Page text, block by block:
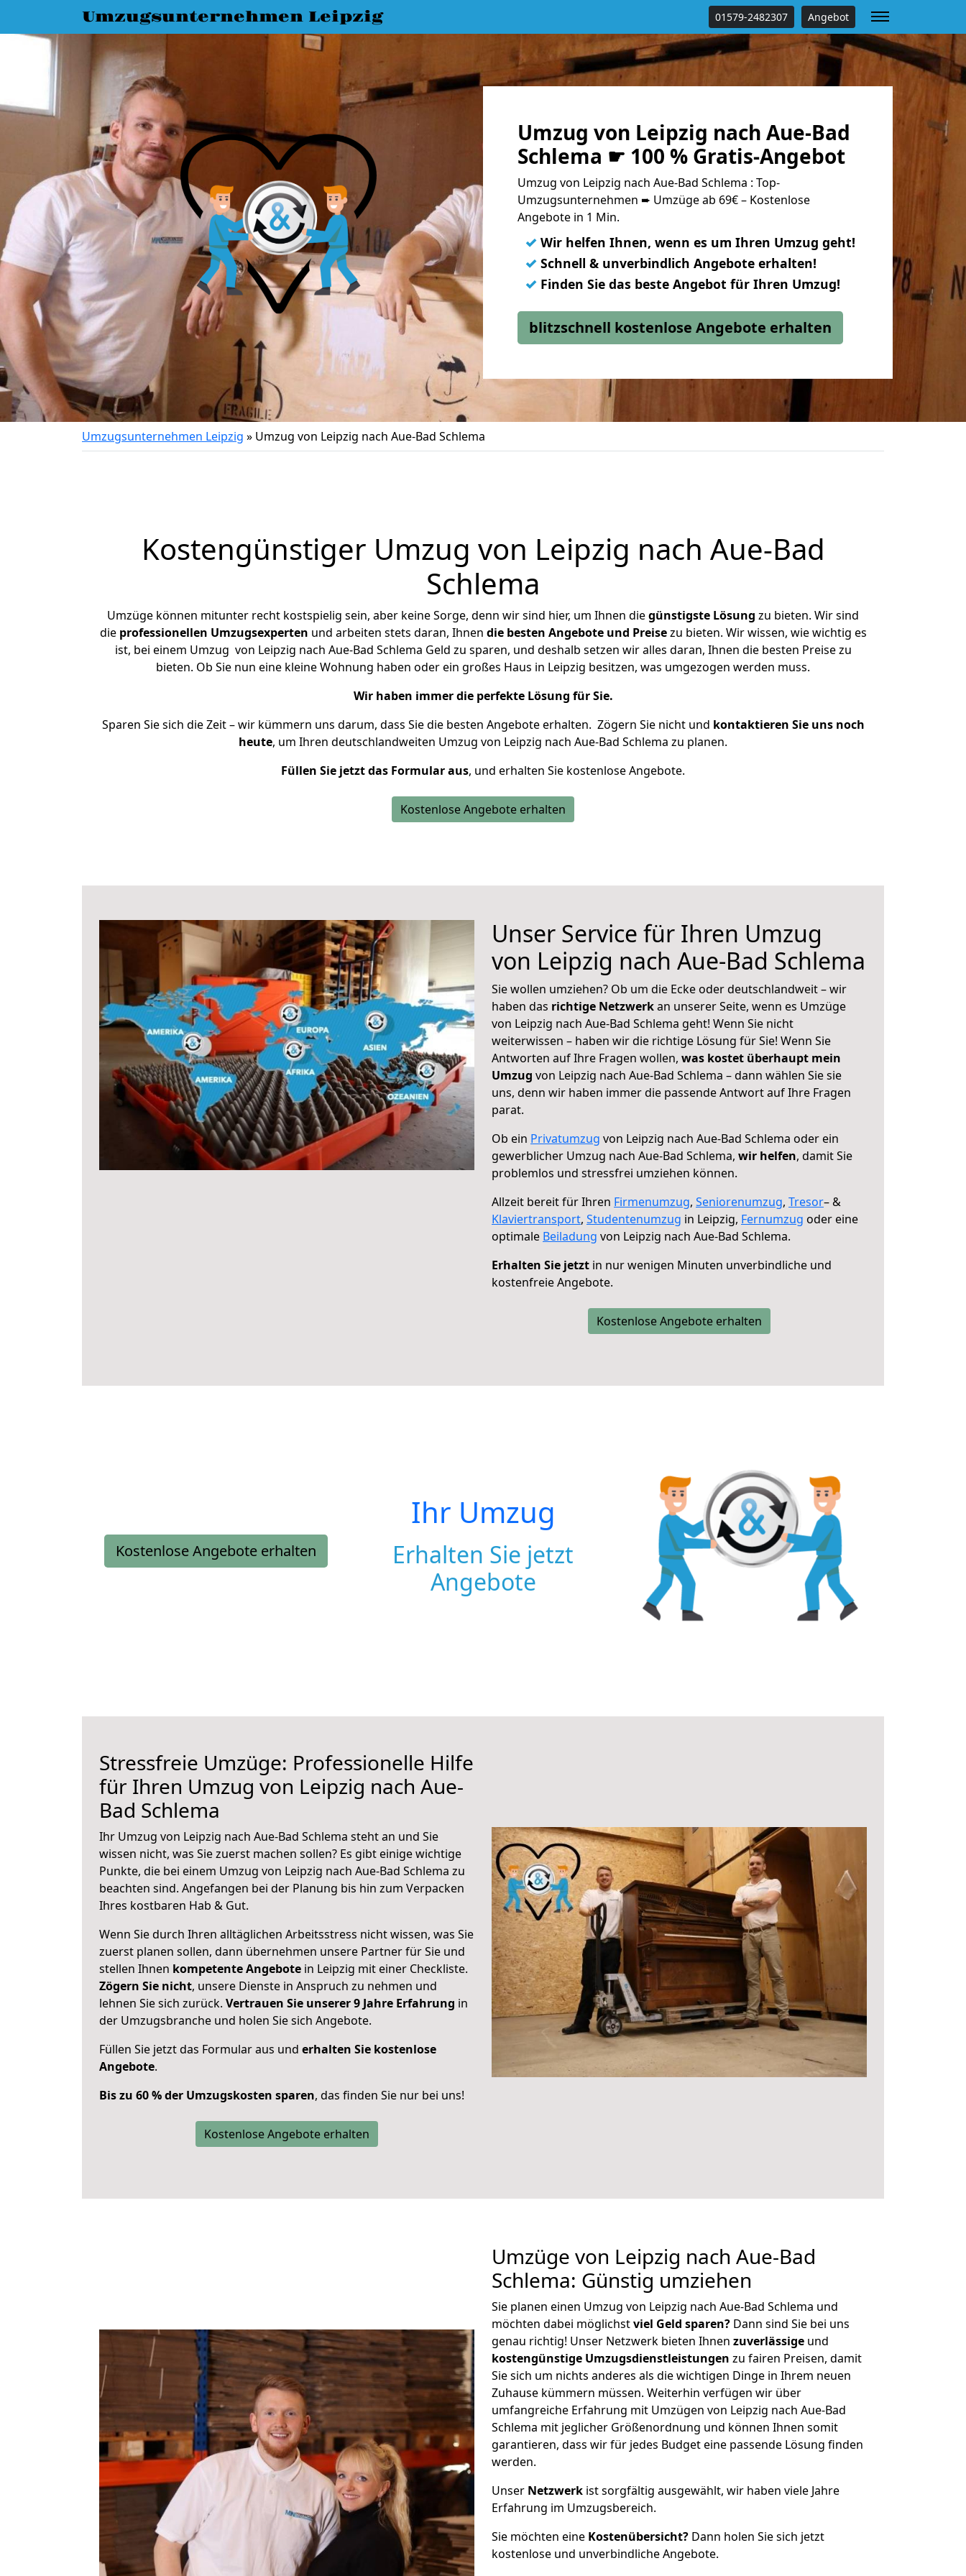
Umzugsunternehmen Leipzig 01579-2482307 Angebot
Umzug von Leipzig nach Aue-Bad
Schlema ☛ 100 % Gratis-Angebot
Umzug von Leipzig nach Aue-Bad Schlema : Top-
Umzugsunternehmen ➨ Umzüge ab 69€ – Kostenlose
Angebote in 1 Min.
✓ Wir helfen Ihnen, wenn es um Ihren Umzug geht!
✓ Schnell & unverbindlich Angebote erhalten!
✓ Finden Sie das beste Angebot für Ihren Umzug!
blitzschnell kostenlose Angebote erhalten
Umzugsunternehmen Leipzig » Umzug von Leipzig nach Aue-Bad Schlema
Kostengünstiger Umzug von Leipzig nach Aue-Bad
Schlema
Umzüge können mitunter recht kostspielig sein, aber keine Sorge, denn wir sind hier, um Ihnen diegünstigste Lösung zu bieten. Wir sind
die professionellen Umzugsexperten und arbeiten stets daran, Ihnen die besten Angebote und Preisezu bieten. Wir wissen, wie wichtig es
ist, bei einem Umzug von Leipzig nach Aue-Bad Schlema Geld zu sparen, und deshalb setzen wir alles daran, Ihnen die besten Preise zu
bieten. Ob Sie nun eine kleine Wohnung haben oder ein großes Haus in Leipzig besitzen, was umgezogen werden muss.
Wir haben immer die perfekte Lösung für Sie.
Sparen Sie sich die Zeit – wir kümmern uns darum, dass Sie die besten Angebote erhalten. Zögern Sie nicht und kontaktieren Sie uns noch
heute, um Ihren deutschlandweiten Umzug von Leipzig nach Aue-Bad Schlema zu planen.
Füllen Sie jetzt das Formular aus, und erhalten Sie kostenlose Angebote.
Kostenlose Angebote erhalten
Unser Service für Ihren Umzug
von Leipzig nach Aue-Bad Schlema
Sie wollen umziehen? Ob um die Ecke oder deutschlandweit – wir
haben das richtige Netzwerkan unserer Seite, wenn es Umzüge
von Leipzig nach Aue-Bad Schlema geht! Wenn Sie nicht
weiterwissen – haben wir die richtige Lösung für Sie! Wenn Sie
Antworten auf Ihre Fragen wollen, was kostet überhaupt mein
Umzug von Leipzig nach Aue-Bad Schlema – dann wählen Sie sie
uns, denn wir haben immer die passende Antwort auf Ihre Fragen
parat.
Ob ein Privatumzug von Leipzig nach Aue-Bad Schlema oder ein
gewerblicher Umzug nach Aue-Bad Schlema, wir helfen, damit Sie
problemlos und stressfrei umziehen können.
Allzeit bereit für Ihren Firmenumzug, Seniorenumzug, Tresor– &
Klaviertransport, Studentenumzug in Leipzig, Fernumzug oder eine
optimale Beiladung von Leipzig nach Aue-Bad Schlema.
Erhalten Sie jetzt in nur wenigen Minuten unverbindliche und
kostenfreie Angebote.
Kostenlose Angebote erhalten
Kostenlose Angebote erhalten
Ihr Umzug
Erhalten Sie jetzt
Angebote
Stressfreie Umzüge: Professionelle Hilfe
für Ihren Umzug von Leipzig nach Aue-
Bad Schlema
Ihr Umzug von Leipzig nach Aue-Bad Schlema steht an und Sie
wissen nicht, was Sie zuerst machen sollen? Es gibt einige wichtige
Punkte, die bei einem Umzug von Leipzig nach Aue-Bad Schlema zu
beachten sind. Angefangen bei der Planung bis hin zum Verpacken
Ihres kostbaren Hab & Gut.
Wenn Sie durch Ihren alltäglichen Arbeitsstress nicht wissen, was Sie
zuerst planen sollen, dann übernehmen unsere Partner für Sie und
stellen Ihnen kompetente Angebote in Leipzig mit einer Checkliste.
Zögern Sie nicht, unsere Dienste in Anspruch zu nehmen und
lehnen Sie sich zurück. Vertrauen Sie unserer 9 Jahre Erfahrung in
der Umzugsbranche und holen Sie sich Angebote.
Füllen Sie jetzt das Formular aus und erhalten Sie kostenlose
Angebote.
Bis zu 60 % der Umzugskosten sparen, das finden Sie nur bei uns!
Kostenlose Angebote erhalten
Umzüge von Leipzig nach Aue-Bad
Schlema: Günstig umziehen
Sie planen einen Umzug von Leipzig nach Aue-Bad Schlema und
möchten dabei möglichstviel Geld sparen? Dann sind Sie bei uns
genau richtig! Unser Netzwerk bieten Ihnen zuverlässige und
kostengünstige Umzugsdienstleistungen zu fairen Preisen, damit
Sie sich um nichts anderes als die wichtigen Dinge in Ihrem neuen
Zuhause kümmern müssen. Weiterhin verfügen wir über
umfangreiche Erfahrung mit Umzügen von Leipzig nach Aue-Bad
Schlema mit jeglicher Größenordnung und können Ihnen somit
garantieren, dass wir für jedes Budget eine passende Lösung finden
werden.
Unser Netzwerk ist sorgfältig ausgewählt, wir haben viele Jahre
Erfahrung im Umzugsbereich.
Sie möchten eine Kostenübersicht? Dann holen Sie sich jetzt
kostenlose und unverbindliche Angebote.